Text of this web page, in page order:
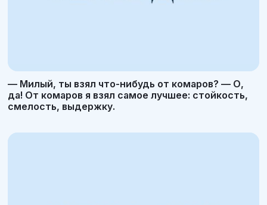
— Милый, ты взял что-нибудь от комаров? — О,
да! От комаров я взял самое лучшее: стойкость,
смелость, выдержку.